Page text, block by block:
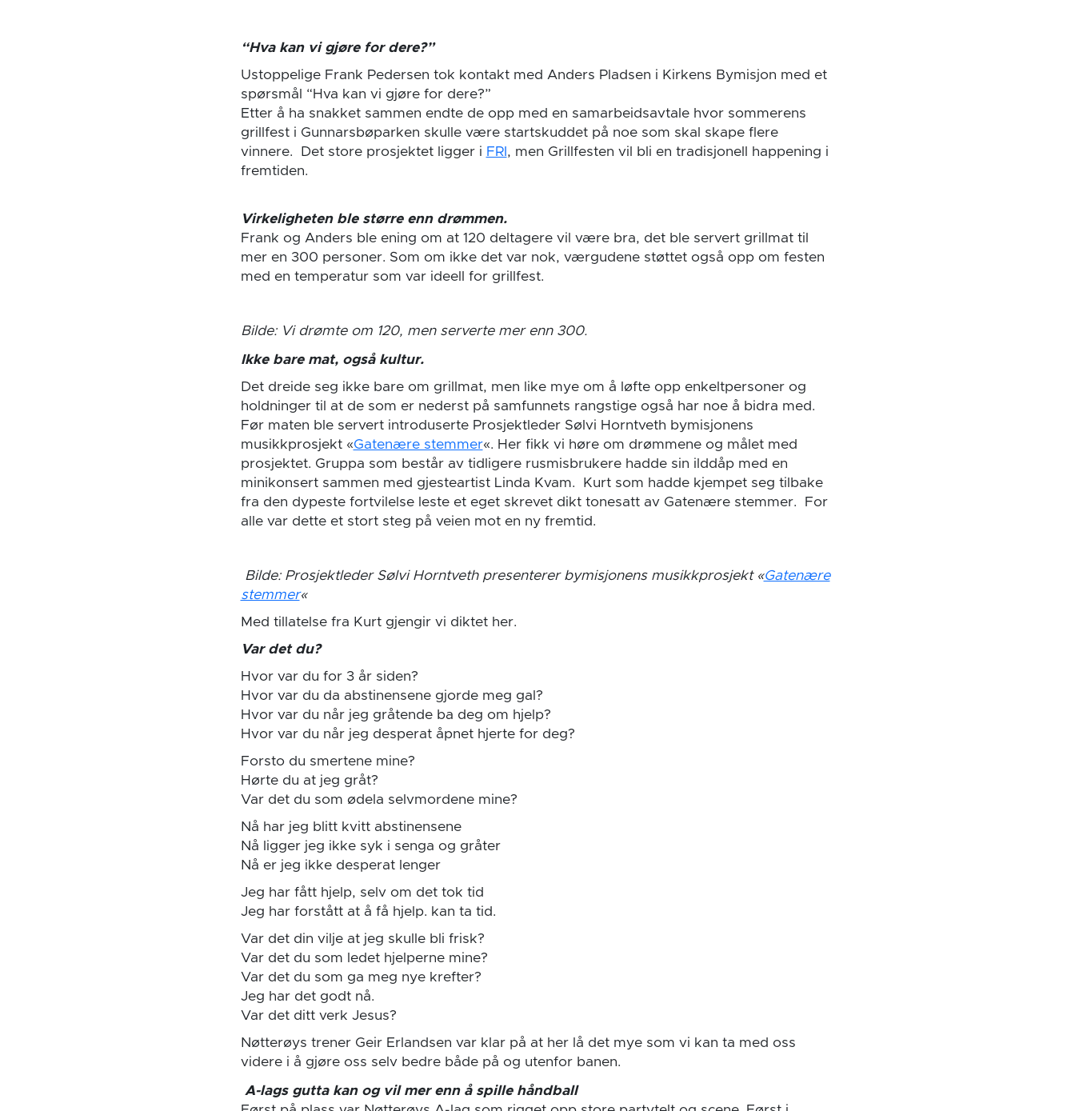
“Hva kan vi gjøre for dere?”
Ustoppelige Frank Pedersen tok kontakt med Anders Pladsen i Kirkens Bymisjon med et
spørsmål “Hva kan vi gjøre for dere?”
Etter å ha snakket sammen endte de opp med en samarbeidsavtale hvor sommerens
grillfest i Gunnarsbøparken skulle være startskuddet på noe som skal skape flere
vinnere. Det store prosjektet ligger i FRI , men Grillfesten vil bli en tradisjonell happening i
fremtiden.
Virkeligheten ble større enn drømmen.
Frank og Anders ble ening om at 120 deltagere vil være bra, det ble servert grillmat til
mer en 300 personer. Som om ikke det var nok, værgudene støttet også opp om festen
med en temperatur som var ideell for grillfest.
Bilde: Vi drømte om 120, men serverte mer enn 300.
Ikke bare mat, også kultur.
Det dreide seg ikke bare om grillmat, men like mye om å løfte opp enkeltpersoner og
holdninger til at de som er nederst på samfunnets rangstige også har noe å bidra med.
Før maten ble servert introduserte Prosjektleder Sølvi Horntveth bymisjonens
musikkprosjekt «Gatenære stemmer«. Her fikk vi høre om drømmene og målet med
prosjektet. Gruppa som består av tidligere rusmisbrukere hadde sin ilddåp med en
minikonsert sammen med gjesteartist Linda Kvam. Kurt som hadde kjempet seg tilbake
fra den dypeste fortvilelse leste et eget skrevet dikt tonesatt av Gatenære stemmer. For
alle var dette et stort steg på veien mot en ny fremtid.
Bilde: Prosjektleder Sølvi Horntveth presenterer bymisjonens musikkprosjekt «Gatenære
stemmer«
Med tillatelse fra Kurt gjengir vi diktet her.
Var det du?
Hvor var du for 3 år siden?
Hvor var du da abstinensene gjorde meg gal?
Hvor var du når jeg gråtende ba deg om hjelp?
Hvor var du når jeg desperat åpnet hjerte for deg?
Forsto du smertene mine?
Hørte du at jeg gråt?
Var det du som ødela selvmordene mine?
Nå har jeg blitt kvitt abstinensene
Nå ligger jeg ikke syk i senga og gråter
Nå er jeg ikke desperat lenger
Jeg har fått hjelp, selv om det tok tid
Jeg har forstått at å få hjelp. kan ta tid.
Var det din vilje at jeg skulle bli frisk?
Var det du som ledet hjelperne mine?
Var det du som ga meg nye krefter?
Jeg har det godt nå.
Var det ditt verk Jesus?
Nøtterøys trener Geir Erlandsen var klar på at her lå det mye som vi kan ta med oss
videre i å gjøre oss selv bedre både på og utenfor banen.
A-lags gutta kan og vil mer enn å spille håndball